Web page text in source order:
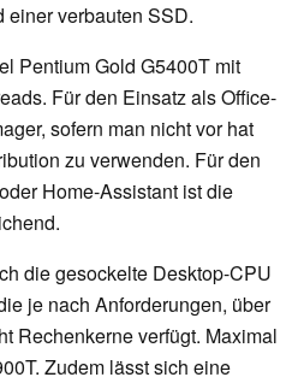
einer verbauten SSD.
Pentium Gold G5400T mit
Für den Einsatz als Office-
sofern man nicht vor hat
zu verwenden. Für den
Home-Assistant ist die
die gesockelte Desktop-CPU
je nach Anforderungen, über
Rechenkerne verfügt. Maximal
Zudem lässt sich eine